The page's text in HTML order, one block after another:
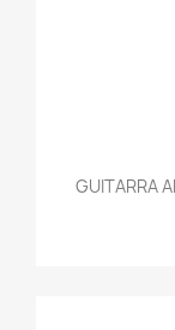
GUITARRA